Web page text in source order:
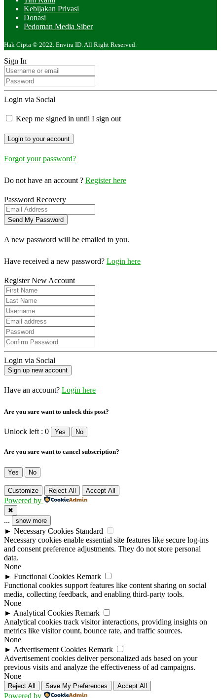
Kebijakan Privasi
Donasi
Pedoman Media Siber
Hak Cipta © 2022. Envira ID. All Right Reserved.
Sign In
Login via Social
Keep me signed in until I sign out
Forgot your password?
Do not have an account ? Register here
Password Recovery
A new password will be emailed to you.
Have received a new password? Login here
Register New Account
Login via Social
Have an account? Login here
Are you sure want to unlock this post?
Unlock left : 0 Yes No
Are you sure want to cancel subscription?
Yes No
Customize Reject All Accept All
Powered by
✖
... show more
► Necessary Cookies Standard
Necessary cookies enable essential site features like secure log-ins
and consent preference adjustments. They do not store personal
data.
None
► Functional Cookies Remark
Functional cookies support features like content sharing on social
media, collecting feedback, and enabling third-party tools.
None
► Analytical Cookies Remark
Analytical cookies track visitor interactions, providing insights on
metrics like visitor count, bounce rate, and traffic sources.
None
► Advertisement Cookies Remark
Advertisement cookies deliver personalized ads based on your
previous visits and analyze the effectiveness of ad campaigns.
None
Reject All Save My Preferences Accept All
Powered by